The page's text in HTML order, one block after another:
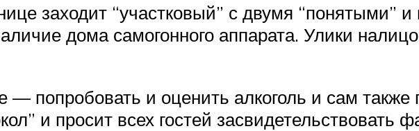
заходит “участковый” с двумя “понятыми”
дома самогонного аппарата. Улики
попробовать и оценить алкоголь и сам также
и просит всех гостей засвидетельствовать